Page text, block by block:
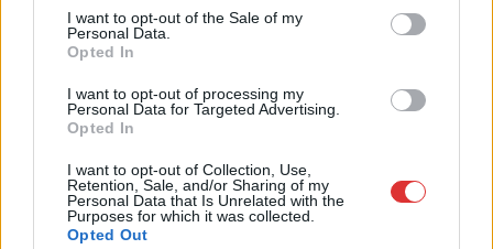
consent section.
I want to opt-out of the Sale of my
Personal Data.
Opted In
I want to opt-out of processing my
Personal Data for Targeted Advertising.
Opted In
I want to opt-out of Collection, Use,
Retention, Sale, and/or Sharing of my
Personal Data that Is Unrelated with the
Purposes for which it was collected.
Opted Out
2026.08.07. Horváth Zsolt